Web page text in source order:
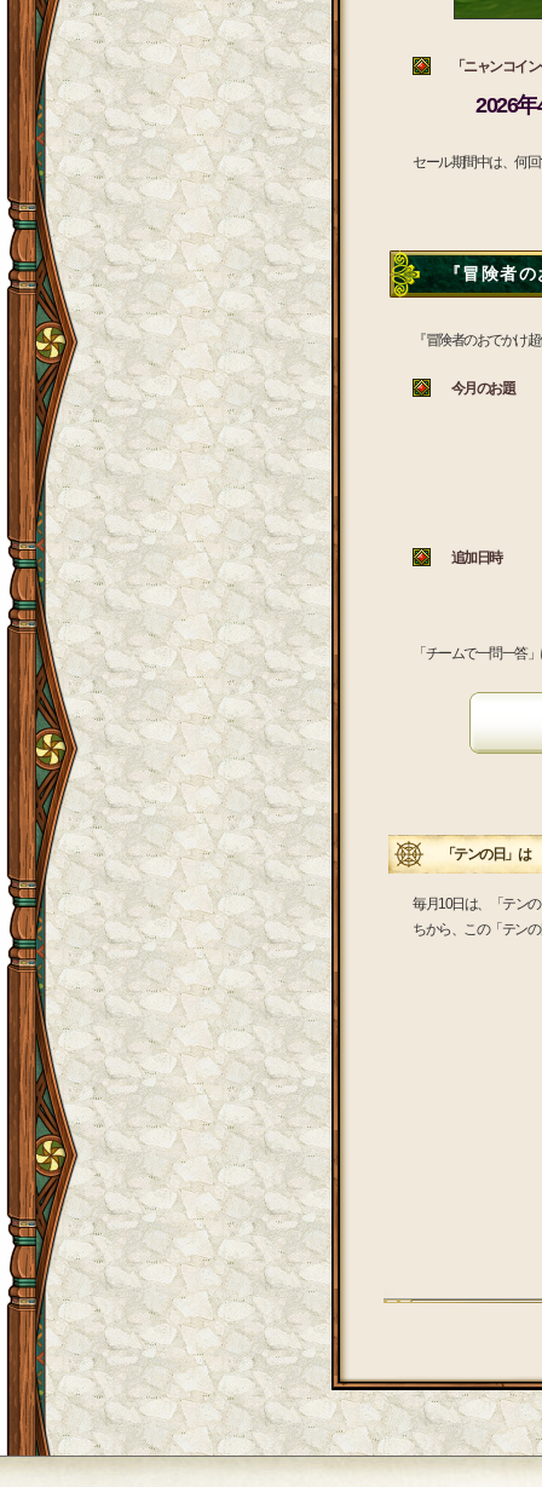
「ニャンコイン
2026
セール期間中は、何
『冒険者の
『冒険者のおでかけ
今月のお題
追加日時
「チームで一問一答
「テンの日」は
毎月10日は、「テン
ちから、この「テン